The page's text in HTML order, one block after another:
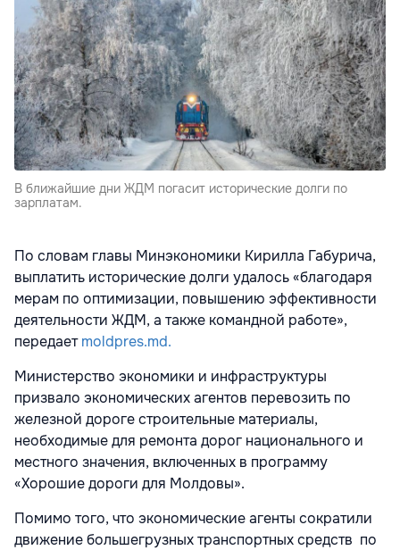
В ближайшие дни ЖДМ погасит исторические долги по
зарплатам.
По словам главы Минэкономики Кирилла Габурича,
выплатить исторические долги удалось «благодаря
мерам по оптимизации, повышению эффективности
деятельности ЖДМ, а также командной работе»,
передаетmoldpres.md.
Министерство экономики и инфраструктуры
призвало экономических агентов перевозить по
железной дороге строительные материалы,
необходимые для ремонта дорог национального и
местного значения, включенных в программу
«Хорошие дороги для Молдовы».
Помимо того, что экономические агенты сократили
движение большегрузных транспортных средств по